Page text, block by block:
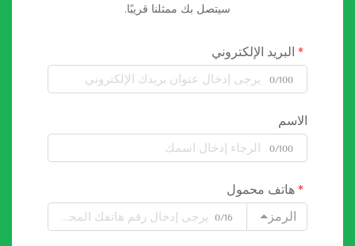
سيتصل بك ممثلنا قريبًا.
البريد الإلكتروني
0/100
الاسم
0/100
هاتف محمول
الرمز
0/16